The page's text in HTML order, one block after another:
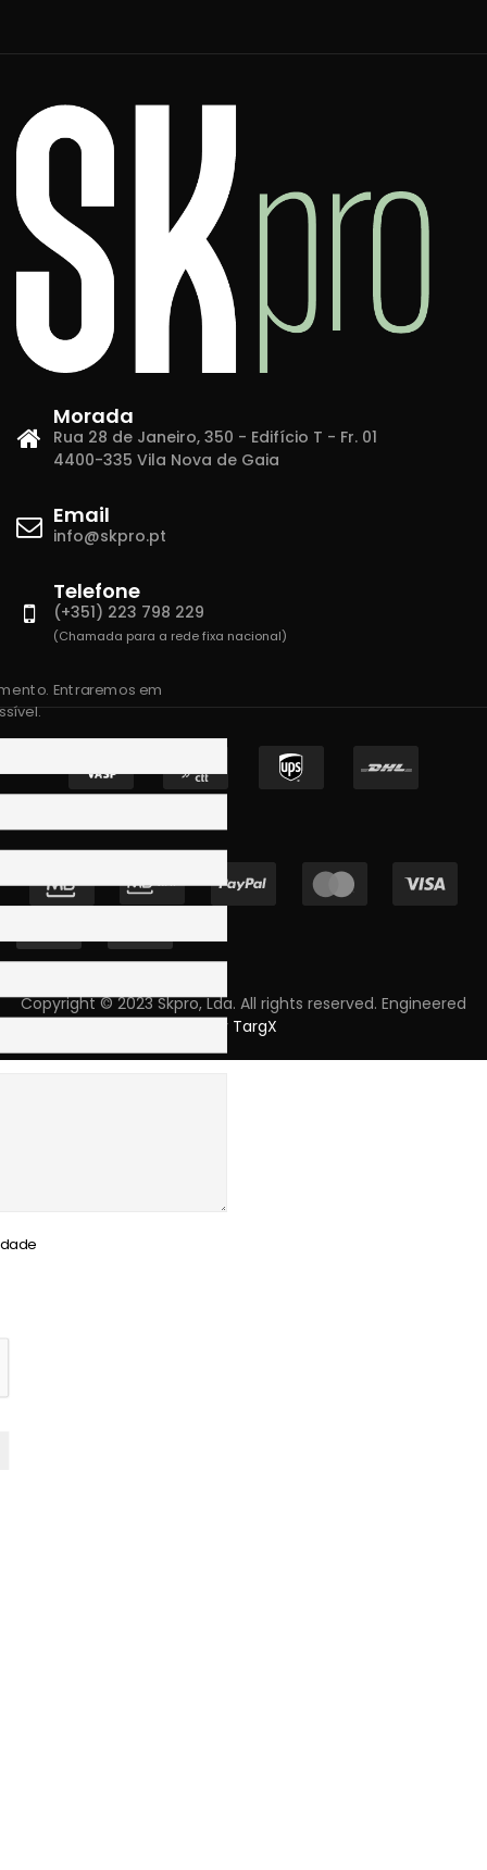
Morada
Rua 28 de Janeiro, 350 - Edifício T - Fr. 01
4400-335 Vila Nova de Gaia
Email
info@skpro.pt
Telefone
(+351) 223 798 229
(Chamada para a rede fixa nacional)
Copyright © 2023 Skpro, Lda. All rights reserved. Engineered
by TargX
Entraremos em